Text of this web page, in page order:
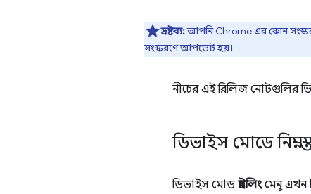
দ্রষ্টব্য:আপনি Chrome এর কোন
সংস্করণে আপডেট হয়।
নীচের এই রিলিজ নোটগুলির
ডিভাইস মোডে
ডিভাইস মোডথ্রটলিংমেনু এখন